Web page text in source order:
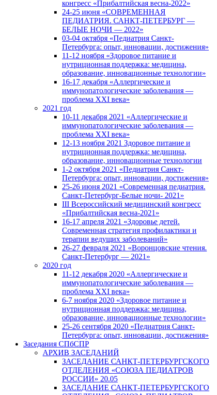
конгресс «Прибалтийская весна-2022»
24-25 июня «СОВРЕМЕННАЯ
ПЕДИАТРИЯ. САНКТ-ПЕТЕРБУРГ —
БЕЛЫЕ НОЧИ — 2022»
03-04 октября «Педиатрия Санкт-
Петербурга: опыт, инновации, достижения»
11-12 ноября «Здоровое питание и
нутриционная поддержка: медицина,
образование, инновационные технологии»
16-17 декабря «Аллергические и
иммунопатологические заболевания —
проблема XXI века»
2021 год
10-11 декабря 2021 «Аллергические и
иммунопатологические заболевания —
проблема XXI века»
12-13 ноября 2021 Здоровое питание и
нутриционная поддержка: медицина,
образование, инновационные технологии
1-2 октября 2021 «Педиатрия Санкт-
Петербурга: опыт, инновации, достижения»
25-26 июня 2021 «Современная педиатрия.
Санкт-Петербург-Белые ночи- 2021»
III Всероссийский медицинский конгресс
«Прибалтийская весна-2021»
16-17 апреля 2021 «Здоровье детей.
Современная стратегия профилактики и
терапии ведущих заболеваний»
26-27 февраля 2021 «Воронцовские чтения.
Санкт-Петербург — 2021»
2020 год
11-12 декабря 2020 «Аллергические и
иммунопатологические заболевания —
проблема XXI века»
6-7 ноября 2020 «Здоровое питание и
нутриционная поддержка: медицина,
образование, инновационные технологии»
25-26 сентября 2020 «Педиатрия Санкт-
Петербурга: опыт, инновации, достижения»
Заседания СПбСПР
АРХИВ ЗАСЕДАНИЙ
ЗАСЕДАНИЕ САНКТ-ПЕТЕРБУРГСКОГО
ОТДЕЛЕНИЯ «СОЮЗА ПЕДИАТРОВ
РОССИИ» 20.05
ЗАСЕДАНИЕ САНКТ-ПЕТЕРБУРГСКОГО